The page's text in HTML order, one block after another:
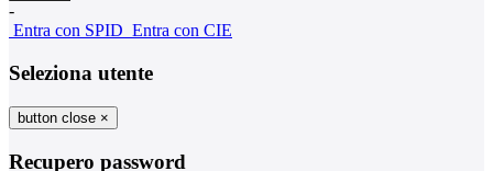
-
Entra con SPID Entra con CIE
Seleziona utente
button close ×
Recupero password